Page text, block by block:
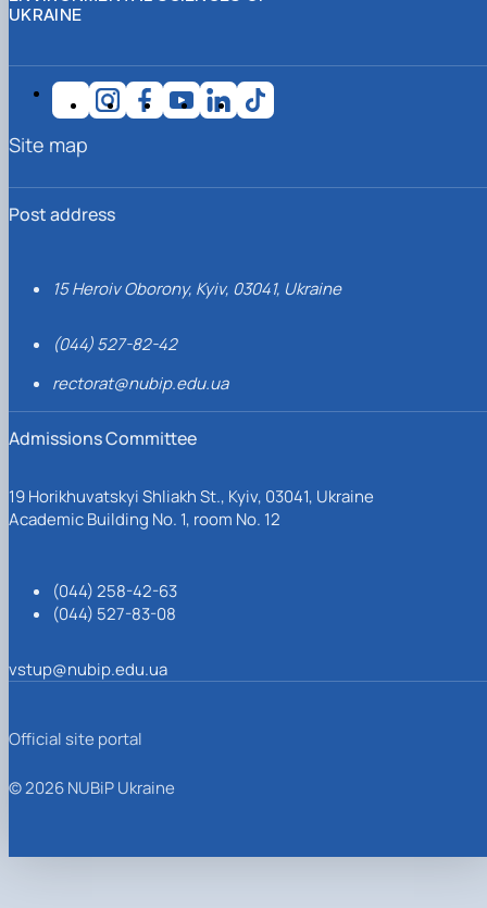
UKRAINE
Post address
15 Heroiv Oborony, Kyiv, 03041, Ukraine
(044) 527-82-42
rectorat@nubip.edu.ua
Admissions Committee
19 Horikhuvatskyi Shliakh St., Kyiv, 03041, Ukraine
Academic Building No. 1, room No. 12
(044) 258-42-63
(044) 527-83-08
vstup@nubip.edu.ua
Site map
Official site portal
© 2026 NUBiP Ukraine